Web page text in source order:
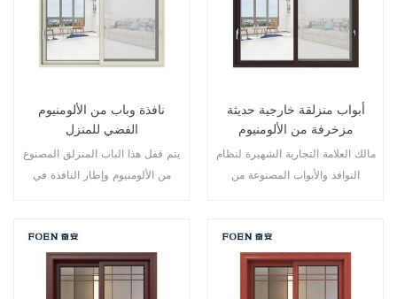
نافذة وباب من الألومنيوم
الفضي للمنزل
يتم قفل هذا الباب المنزلق المصنوع
من الألومنيوم وإطار النافذة في
الأبواب لتلبية الاحتياجات المعمارية
المختلفة.
أبواب منزلقة خارجية حديثة
مزخرفة من الألومنيوم
مالك العلامة التجارية الشهيرة لنظام
النوافذ والأبواب المصنوعة من